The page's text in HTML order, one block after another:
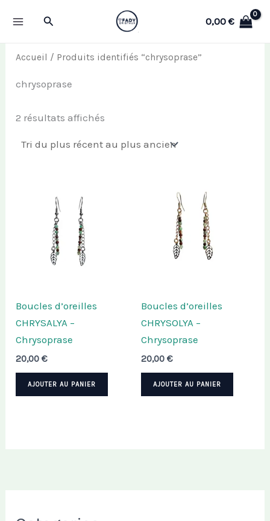
Rechercher 0,00€
Accueil / Produits identifiés “chrysoprase”
chrysoprase
2 résultats affichés
récent
Boucles d’oreilles
CHRYSALYA –
Chrysoprase
20,00€
AJOUTER AU PANIER
Boucles d’oreilles
CHRYSOLYA –
Chrysoprase
20,00 €
AJOUTER AU PANIER